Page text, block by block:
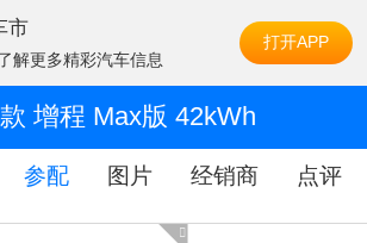
市
解更多精彩汽车信息
打开APP
增程 Max版 42kWh
参配 图片 经销商 点评